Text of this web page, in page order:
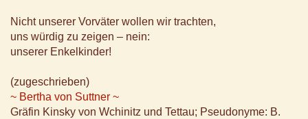
Nicht unserer Vorväter wollen wir trachten,
uns würdig zu zeigen – nein:
unserer Enkelkinder!
(zugeschrieben)
~ Bertha von Suttner ~
Gräfin Kinsky von Wchinitz und Tettau; Pseudonyme: B.